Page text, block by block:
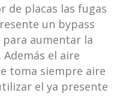
de placas las fugas
un bypass
aumentar la
el aire
toma siempre aire
el ya presente